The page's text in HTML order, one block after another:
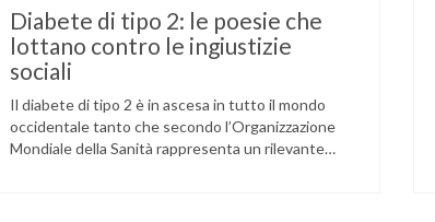
Diabete di tipo 2: le poesie che
lottano contro le ingiustizie
sociali
Il diabete di tipo 2 è in ascesa in tutto il mondo
occidentale tanto che secondo l’Organizzazione
Mondiale della Sanità rappresenta un rilevante